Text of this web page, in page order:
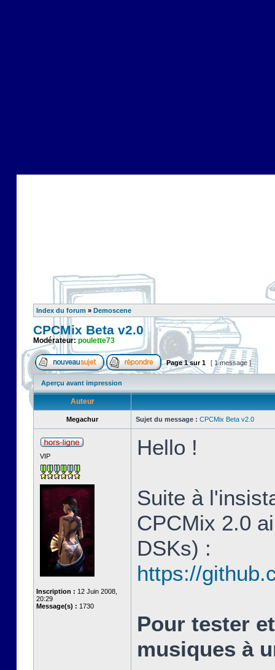
Index du forum » Demoscene
CPCMix Beta v2.0
Modérateur: poulette73
Page1sur1 [ 1 message ]
Aperçu avant impression
Auteur
Megachur Sujet du message : CPCMix Beta v2.0
VIP
Inscription : 12 Juin 2008,
20:29
Message(s) : 1730
Hello !
Suite à
CPCMix 2.0
DSKs) :
https://
Pour tester
musiques à